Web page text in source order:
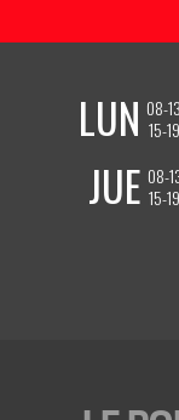
LUN 08-
15-
JUE 08-
15-